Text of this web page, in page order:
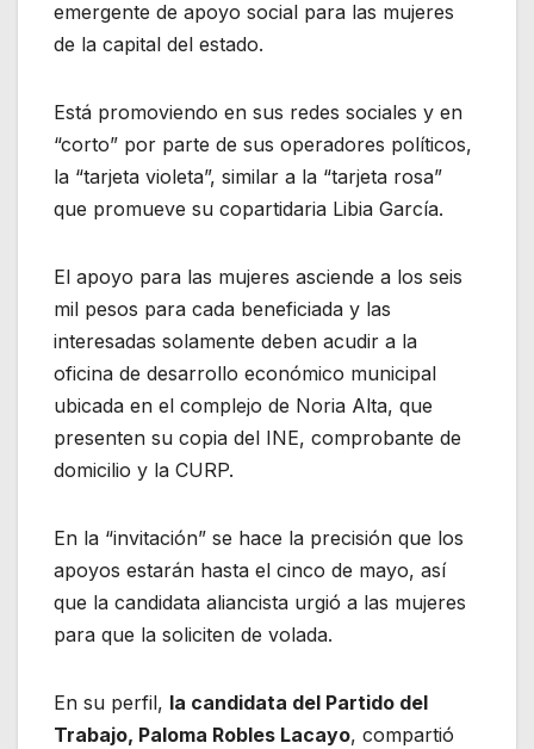
emergente de apoyo social para las mujeres
de la capital del estado.
Está promoviendo en sus redes sociales y en
“corto” por parte de sus operadores políticos,
la “tarjeta violeta”, similar a la “tarjeta rosa”
que promueve su copartidaria Libia García.
El apoyo para las mujeres asciende a los seis
mil pesos para cada beneficiada y las
interesadas solamente deben acudir a la
oficina de desarrollo económico municipal
ubicada en el complejo de Noria Alta, que
presenten su copia del INE, comprobante de
domicilio y la CURP.
En la “invitación” se hace la precisión que los
apoyos estarán hasta el cinco de mayo, así
que la candidata aliancista urgió a las mujeres
para que la soliciten de volada.
En su perfil, la candidata del Partido del
Trabajo, Paloma Robles Lacayo, compartió